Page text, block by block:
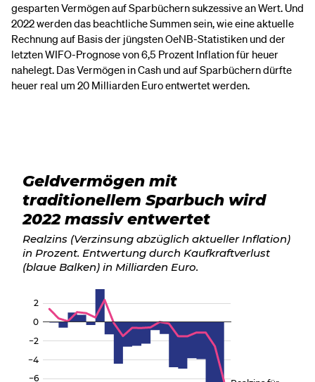
gesparten Vermögen auf Sparbüchern sukzessive an Wert. Und
2022 werden das beachtliche Summen sein, wie eine aktuelle
Rechnung auf Basis der jüngsten OeNB-Statistiken und der
letzten WIFO-Prognose von 6,5 Prozent Inflation für heuer
nahelegt. Das Vermögen in Cash und auf Sparbüchern dürfte
heuer real um 20 Milliarden Euro entwertet werden.